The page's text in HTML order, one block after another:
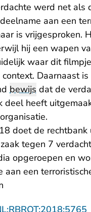
werd net als
aan een
is vrijgesproken.
hij een wapen
waar dit
Daarnaast is
bewijs dat de
deel heeft
doet de rechtbank
tegen 7
opgeroepen en
aan een